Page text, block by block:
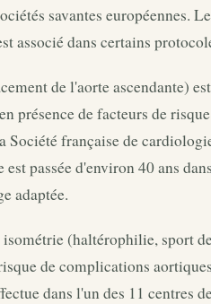
savantes européennes.
associé dans certains
de l'aorte ascendante)
présence de facteurs de
Société française de
passée d'environ 40 ans
adaptée.
(haltérophilie, sport
de complications
dans l'un des 11 centres